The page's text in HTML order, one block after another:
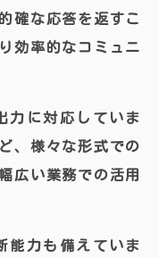
確な応答を返すこ
効率的なコミュニ
力に対応していま
、様々な形式での
広い業務での活用
能力も備えていま